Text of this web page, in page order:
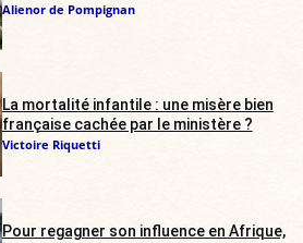
Alienor de Pompignan
La mortalité infantile : une misère bien
française cachée par le ministère ?
Victoire Riquetti
Pour regagner son influence en Afrique,